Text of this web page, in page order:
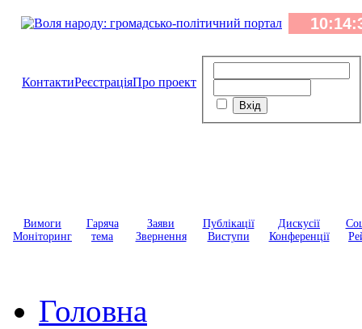
КонтактиРеєстраціяПро проект
Вимоги
Моніторинг
Гаряча
тема
Заяви
Звернення
Публікації
Виступи
Дискусії
Конференції
Головна